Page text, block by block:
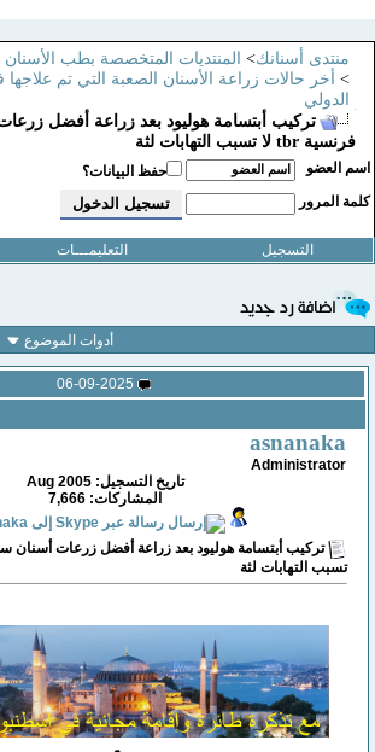
منتدى أسنانك>المنتديات المتخصصة بطب الأسنان
>أخر حالات زراعة الأسنان الصعبة التي تم
الدولي
تركيب أبتسامة هوليود بعد زراعة أفضل
فرنسية tbr لا تسبب التهابات لثة
اسم العضو
حفظ البيانات؟
كلمة المرور
التسجيل التعليمـــات
أدوات الموضوع
06-09-2025
asnanaka
Administrator
تاريخ التسجيل: Aug 2005
المشاركات: 7,666
تسبب التهابات لثة